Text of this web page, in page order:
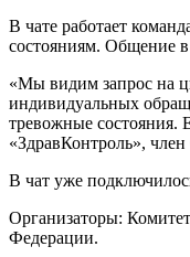
В чате работает
состояниям. Общение в
«Мы видим запрос на
индивидуальных
тревожные состояния.
«ЗдравКонтроль»,
В чат уже
Организаторы:
Федерации.